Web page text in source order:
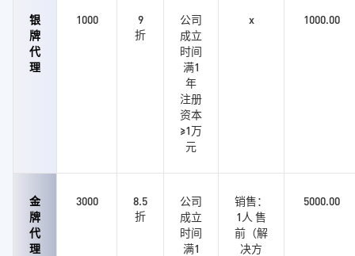
银
牌
代
理
1000
9
折
公司
成立
时间
满1
年
注册
资本
≥1万
元
x 1000.00
金
牌
代
理
3000
8.5
折
公司
成立
时间
满1
销售：
1人 售
前（解
决方
5000.00